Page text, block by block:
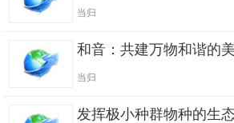
当归
和音：共建万物和谐的
当归
发挥极小种群物种的生态价值——共